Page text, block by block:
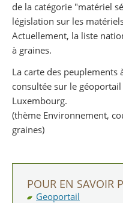
de la catégorie "matériel
législation sur les
Actuellement, la liste
à graines.
La carte des peuplements
consultée sur le
Luxembourg.
(thème Environnement,
graines)
POUR EN SAVOIR
Geoportail